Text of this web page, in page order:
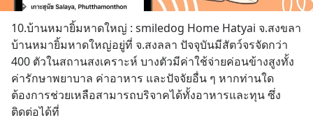
10.บ้านหมายิ้มหาดใหญ่ : smiledog Home Hatyai จ.สงขลา
บ้านหมายิ้มหาดใหญ่อยู่ที่ จ.สงลลา ปัจจุบันมีสัตว์จรจัดกว่า
400 ตัวในสถานสงเคราะห์ บางตัวมีค่าใช้จ่ายค่อนข้างสูงทั้ง
ค่ารักษาพยาบาล ค่าอาหาร และปัจจัยอื่น ๆ หากท่านใด
ต้องการช่วยเหลือสามารถบริจาคได้ทั้งอาหารและทุน ซึ่ง
ติดต่อได้ที่